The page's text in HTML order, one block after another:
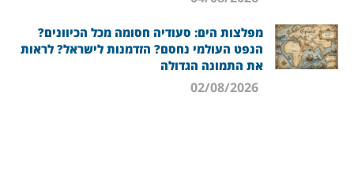
מפלצות הים: סעודיה חסומה מכל הכיוונים?
הנפט העולמי נחסם? הזדמנות לישראל? לראות
את התמונה הגדולה